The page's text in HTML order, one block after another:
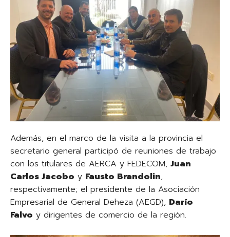
Además, en el marco de la visita a la provincia el
secretario general participó de reuniones de trabajo
con los titulares de AERCA y FEDECOM, Juan
Carlos Jacobo y Fausto Brandolin,
respectivamente; el presidente de la Asociación
Empresarial de General Deheza (AEGD), Darío
Falvo y dirigentes de comercio de la región.